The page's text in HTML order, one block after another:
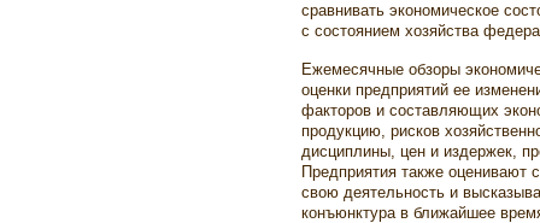
сравнивать экономическое
с состоянием хозяйства
Ежемесячные обзоры
оценки предприятий ее
факторов и составляющих
продукцию, рисков
дисциплины, цен и издержек,
Предприятия также оценивают
свою деятельность и
конъюнктура в ближайшее